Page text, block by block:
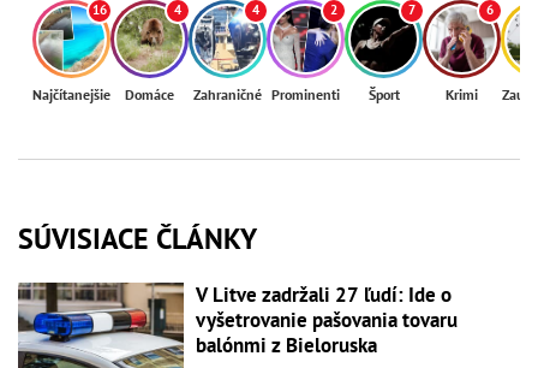
16
Najčítanejšie
4
Domáce
4
Zahraničné
2
Prominenti
7
Šport
6
Krimi
SÚVISIACE ČLÁNKY
V Litve zadržali 27 ľudí: Ide o
vyšetrovanie pašovania tovaru
balónmi z Bieloruska